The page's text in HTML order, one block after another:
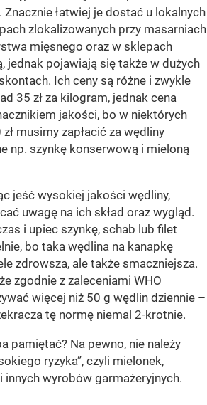
łatwiej je dostać u lokalnych
zlokalizowanych przy masarniach
mięsnego oraz w sklepach
jednak pojawiają się także w dużych
Ich ceny są różne i zwykle
35 zł za kilogram, jednak cena
jakości, bo w niektórych
musimy zapłacić za wędliny
np. szynkę konserwową i mieloną
jeść wysokiej jakości wędliny,
uwagę na ich skład oraz wygląd.
i upiec szynkę, schab lub filet
bo taka wędlina na kanapkę
zdrowsza, ale także smaczniejsza.
zgodnie z zaleceniami WHO
więcej niż 50 g wędlin dziennie –
tę normę niemal 2-krotnie.
pamiętać? Na pewno, nie należy
ryzyka”, czyli mielonek,
i innych wyrobów garmażeryjnych.